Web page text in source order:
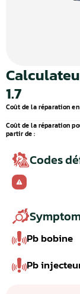
1.7
Coût de la réparation
Coût de la réparation
partir de :
Codes
Pb bobine
Pb